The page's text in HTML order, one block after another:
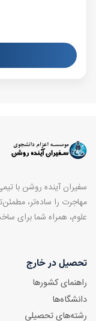
سفیران آینده روشن با
مهاجرت را ساده‌تر،
علوم، همراه شما برای
تحصیل در خارج
راهنمای کشورها
دانشگاه‌ها
رشته‌های تحصیلی